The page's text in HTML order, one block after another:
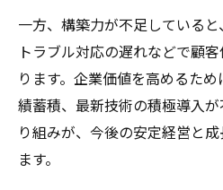
一方、構築力が不足していると
トラブル対応の遅れなどで顧
ります。企業価値を高めるた
績蓄積、最新技術の積極導入
り組みが、今後の安定経営と
ます。